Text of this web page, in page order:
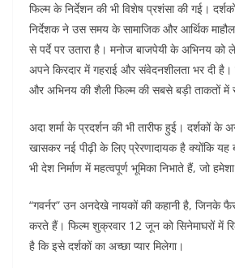
फिल्म के निर्देशन की भी विशेष प्रशंसा की गई।
निर्देशक ने उस समय के सामाजिक और आर्थिक
से पर्दे पर उतारा है। मनोज बाजपेयी के अभिनय को
अपने किरदार में गहराई और संवेदनशीलता भर दी है।
और अभिनय की शैली फिल्म की सबसे बड़ी ताकतों
अदा शर्मा के प्रदर्शन की भी तारीफ हुई। दर्शकों के
खासकर नई पीढ़ी के लिए प्रेरणादायक है क्योंकि यह
भी देश निर्माण में महत्वपूर्ण भूमिका निभाते हैं, जो
“गवर्नर” उन अनदेखे नायकों की कहानी है, जिनके
करते हैं। फिल्म शुक्रवार 12 जून को सिनेमाघरों में
है कि इसे दर्शकों का अच्छा प्यार मिलेगा।